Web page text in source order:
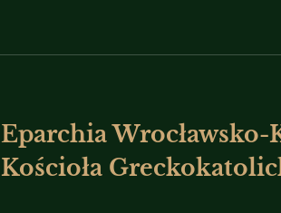
Eparchia Wrocławsko-
Kościoła